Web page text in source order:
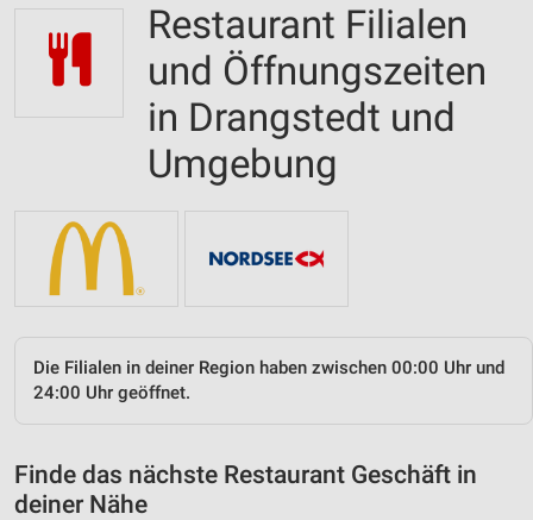
Restaurant Filialen
und Öffnungszeiten
in Drangstedt und
Umgebung
Die Filialen in deiner Region haben zwischen 00:00 Uhr und
24:00 Uhr geöffnet.
Finde das nächste Restaurant Geschäft in
deiner Nähe